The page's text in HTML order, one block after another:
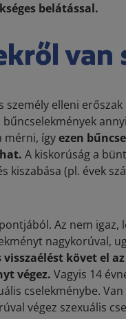
belátással.
van
elleni erőszak
mérni, ígyezen
A kiskorúság a
(pl. évek
Az nem igaz,
nagykorúval,
visszaélést követ el
végez. Vagyis 14
cselekménybe.
végez szexuális